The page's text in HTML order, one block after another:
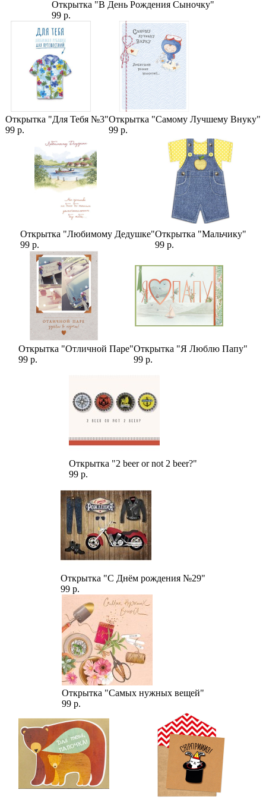
Сборка в дизайнерскую упаковку (1-25)
Категории:
Букеты в Коробке Розы ,15 Роз,Красные Розы
Кустовые Розы (Спрей)
Пионовидные Розы
Букеты с Пионовидной Розой
Кустовые Пионовидные Розы
Розы 50 см,Готовые букеты
Открытка "В День Рождения Сыночку"
99 р.
Открытка "Для Тебя №3"
99 р.
Открытка "Самому Лучшему Внуку"
99 р.
Открытка "Любимому Дедушке"
99 р.
Открытка "Мальчику"
99 р.
Открытка "Отличной Паре"
99 р.
Открытка "Я Люблю Папу"
99 р.
Открытка "2 beer or not 2 beer?"
99 р.
Открытка "С Днём рождения №29"
99 р.
Открытка "Самых нужных вещей"
99 р.